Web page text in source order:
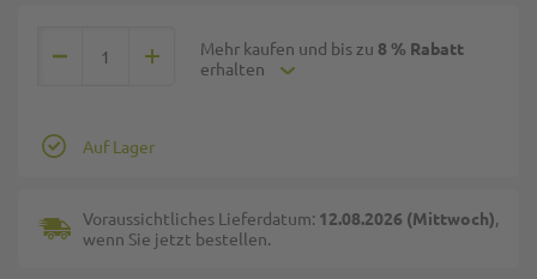
Mehr kaufen und bis zu 8 % Rabatt
erhalten
Auf Lager
Voraussichtliches Lieferdatum: 12.08.2026 (Mittwoch),
wenn Sie jetzt bestellen.